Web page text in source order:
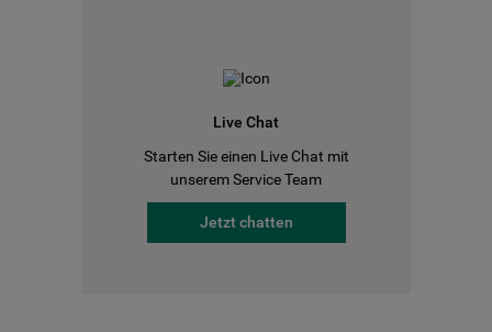
Live Chat
Starten Sie einen Live Chat mit
unserem Service Team
Jetzt chatten